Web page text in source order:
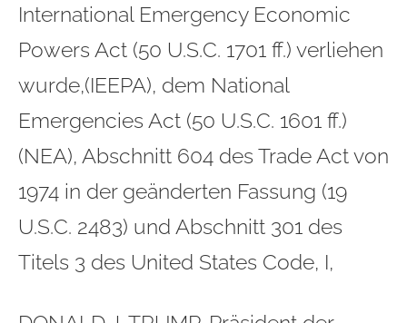
International Emergency Economic
Powers Act (50 U.S.C. 1701 ff.) verliehen
wurde,(IEEPA), dem National
Emergencies Act (50 U.S.C. 1601 ff.)
(NEA), Abschnitt 604 des Trade Act von
1974 in der geänderten Fassung (19
U.S.C. 2483) und Abschnitt 301 des
Titels 3 des United States Code, I,